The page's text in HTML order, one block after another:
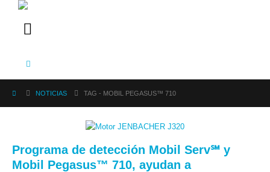
NOTICIAS TAG - MOBIL PEGASUS™ 710
Programa de detección Mobil Serv℠ y
Mobil Pegasus™ 710, ayudan a